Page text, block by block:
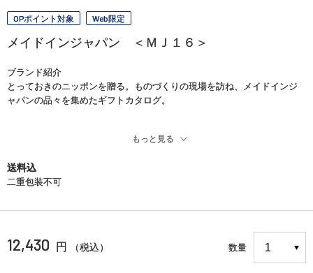
OPポイント対象 Web限定
メイドインジャパン ＜ＭＪ１６＞
ブランド紹介
とっておきのニッポンを贈る。ものづくりの現場を訪ね、メイドインジ
ャパンの品々を集めたギフトカタログ。
じ、工夫を凝らし、作り手の魂を宿したニッポンの”ものづくり”。つい手
に取ってしまう、毎日のように愛用したくなる、そんな「モノ」が生ま
す。商品を選んだ後も、読み物としてお楽しみいただけます。
※商品価格にはシステム料990円（税込）、送料440円（税込）が含まれ
もっと見る
送料込
二重包装不可
12,430 円 （税込） 数量